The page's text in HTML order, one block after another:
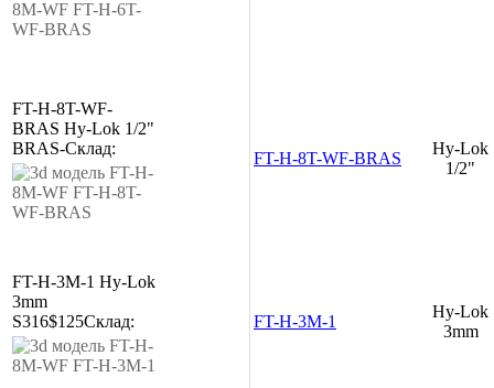
FT-H-8T-WF-
BRAS Hy-Lok 1/2"
BRAS-Склад:
FT-H-8T-WF-BRAS
Hy-Lok
1/2"
FT-H-3M-1 Hy-Lok
3mm
S316$125Склад: FT-H-3M-1
Hy-Lok
3mm